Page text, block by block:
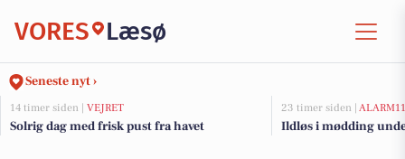
VORES Læsø
Seneste nyt ›
14 timer siden | VEJRET
Solrig dag med frisk pust fra havet
23 timer siden |
Ildløs i mødding